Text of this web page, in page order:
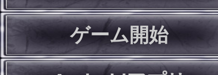
ゲーム開始